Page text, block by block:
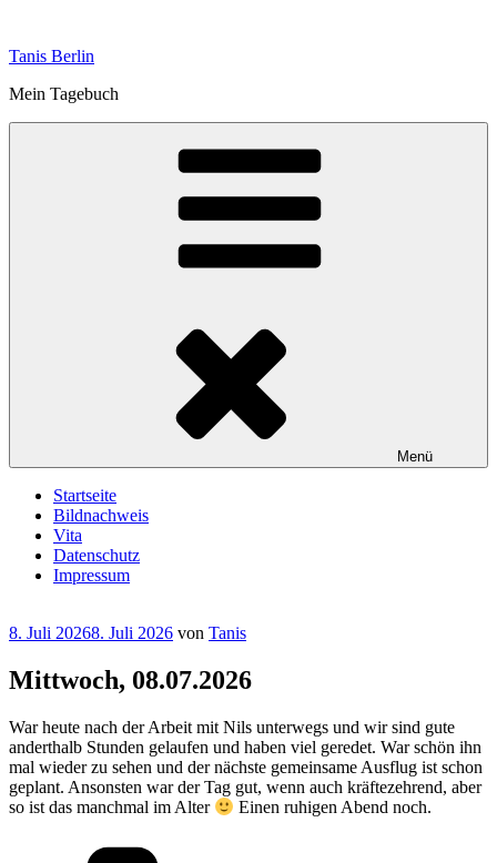
springen
Tanis Berlin
Mein Tagebuch
Menü
Startseite
Bildnachweis
Vita
Datenschutz
Impressum
Veröffentlicht
8. Juli 20268. Juli 2026 von Tanis
Mittwoch, 08.07.2026
War heute nach der Arbeit mit Nils unterwegs und wir sind gute
anderthalb Stunden gelaufen und haben viel geredet. War schön ihn
mal wieder zu sehen und der nächste gemeinsame Ausflug ist schon
geplant. Ansonsten war der Tag gut, wenn auch kräftezehrend, aber
so ist das manchmal im Alter
Einen ruhigen Abend noch.